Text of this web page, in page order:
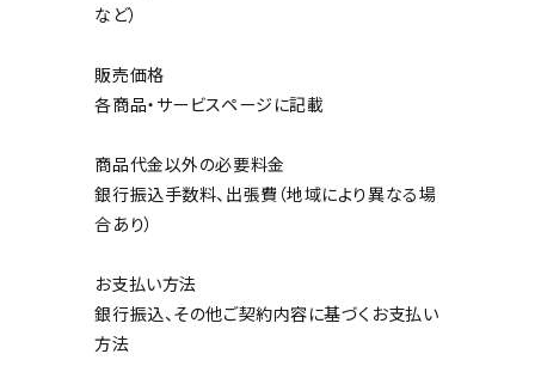
など）
販売価格
各商品・サービスページに記載
商品代金以外の必要料金
銀行振込手数料、出張費（地域により異なる場
合あり）
お支払い方法
銀行振込、その他ご契約内容に基づくお支払い
方法